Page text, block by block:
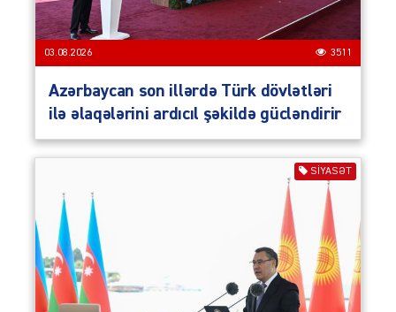
03.08.2026 3511
Azərbaycan son illərdə Türk dövlətləri
ilə əlaqələrini ardıcıl şəkildə gücləndirir
SIYASƏT